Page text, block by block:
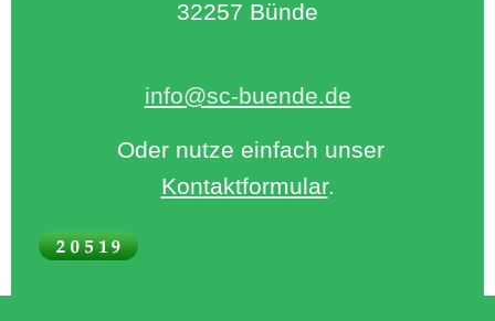
32257 Bünde
info@sc-buende.de
Oder nutze einfach unser
Kontaktformular.